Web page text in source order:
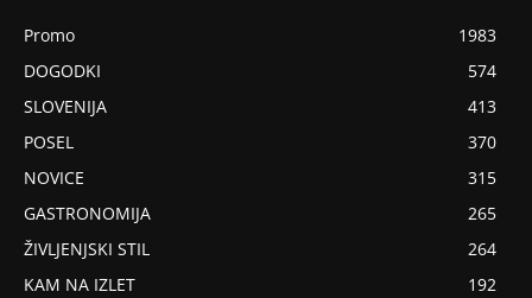
Promo
1983
DOGODKI
574
SLOVENIJA
413
POSEL
370
NOVICE
315
GASTRONOMIJA
265
ŽIVLJENJSKI STIL
264
KAM NA IZLET
192